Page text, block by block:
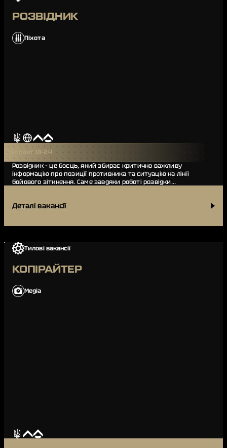
РОЗВІДНИК
Піхота
Контракт 18-24
Розвідник – це боєць, який збирає критично важливу
інформацію про позиції противника та ситуацію на лінії
бойового зіткнення. Саме завдяки роботі розвідки
Деталі вакансії
Тилові вакансії
КОПІРАЙТЕР
Медіа